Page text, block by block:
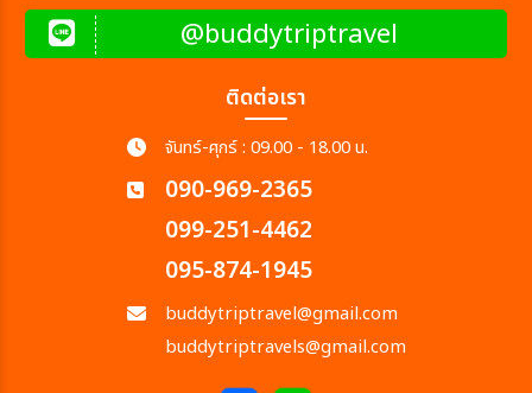
@buddytriptravel
ติดต่อเรา
จันทร์-ศุกร์ : 09.00 - 18.00 น.
090-969-2365
099-251-4462
095-874-1945
buddytriptravel@gmail.com
buddytriptravels@gmail.com